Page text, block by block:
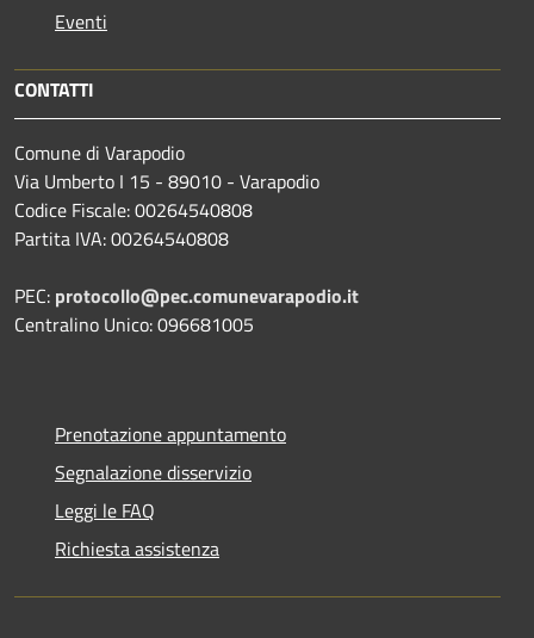
Eventi
CONTATTI
Comune di Varapodio
Via Umberto I 15 - 89010 - Varapodio
Codice Fiscale: 00264540808
Partita IVA: 00264540808
PEC: protocollo@pec.comunevarapodio.it
Centralino Unico: 096681005
Prenotazione appuntamento
Segnalazione disservizio
Leggi le FAQ
Richiesta assistenza